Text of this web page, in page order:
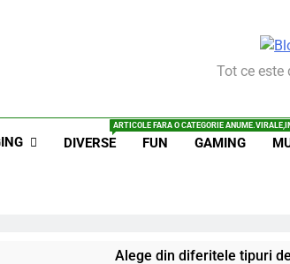
Blog Event
Tot ce este
DIVERSE
ARTICOLE FARA O CATEGORIE
FUN GAMING
Alege din diferitele tipuri